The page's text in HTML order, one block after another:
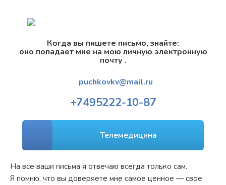
Когда вы пишете письмо, знайте:
оно попадает мне на мою личную электронную
почту .
puchkovkv@mail.ru
+7495222-10-87
Телемедицина
На все ваши письма я отвечаю всегда только сам.
Я помню, что вы доверяете мне самое ценное — свое